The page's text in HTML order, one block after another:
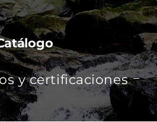
y certificaciones